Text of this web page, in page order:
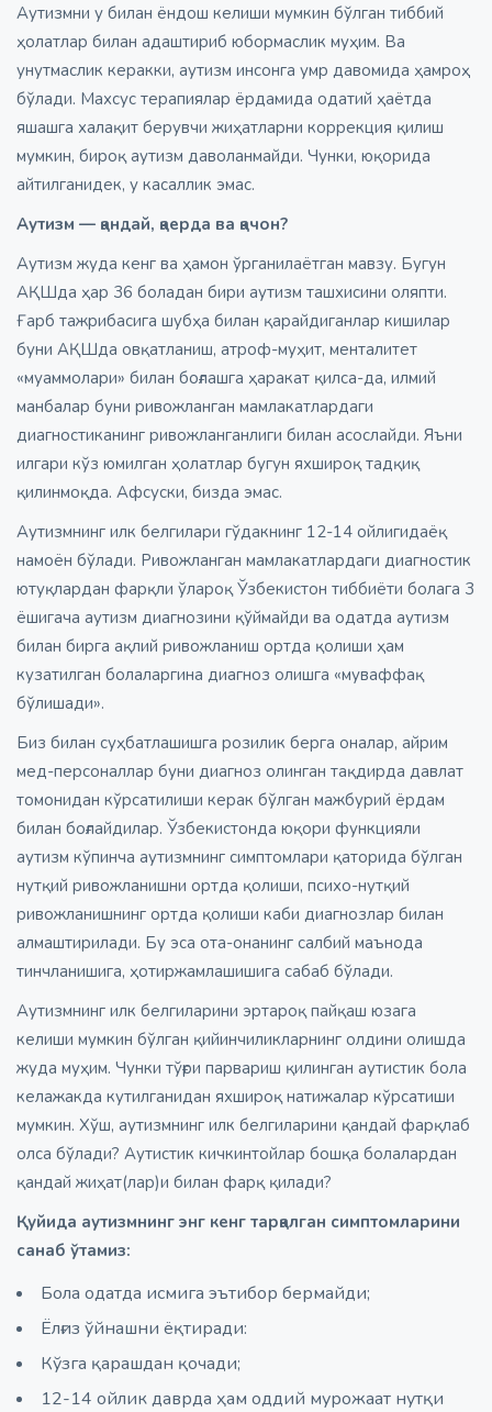
Аутизмни у билан ёндош келиши мумкин бўлган тиббий
ҳолатлар билан адаштириб юбормаслик муҳим. Ва
унутмаслик керакки, аутизм инсонга умр давомида ҳамроҳ
бўлади. Махсус терапиялар ёрдамида одатий ҳаётда
яшашга халақит берувчи жиҳатларни коррекция қилиш
мумкин, бироқ аутизм даволанмайди. Чунки, юқорида
айтилганидек, у касаллик эмас.
Аутизм — қандай, қаерда ва қачон?
Аутизм жуда кенг ва ҳамон ўрганилаётган мавзу. Бугун
АҚШда ҳар 36 боладан бири аутизм ташхисини оляпти.
Ғарб тажрибасига шубҳа билан қарайдиганлар кишилар
буни АҚШда овқатланиш, атроф-муҳит, менталитет
«муаммолари» билан боғлашга ҳаракат қилса-да, илмий
манбалар буни ривожланган мамлакатлардаги
диагностиканинг ривожланганлиги билан асослайди. Яъни
илгари кўз юмилган ҳолатлар бугун яхшироқ тадқиқ
қилинмоқда. Афсуски, бизда эмас.
Аутизмнинг илк белгилари гўдакнинг 12-14 ойлигидаёқ
намоён бўлади. Ривожланган мамлакатлардаги диагностик
ютуқлардан фарқли ўлароқ Ўзбекистон тиббиёти болага 3
ёшигача аутизм диагнозини қўймайди ва одатда аутизм
билан бирга ақлий ривожланиш ортда қолиши ҳам
кузатилган болаларгина диагноз олишга «муваффақ
бўлишади».
Биз билан суҳбатлашишга розилик берга оналар, айрим
мед-персоналлар буни диагноз олинган тақдирда давлат
томонидан кўрсатилиши керак бўлган мажбурий ёрдам
билан боғлайдилар. Ўзбекистонда юқори функцияли
аутизм кўпинча аутизмнинг симптомлари қаторида бўлган
нутқий ривожланишни ортда қолиши, психо-нутқий
ривожланишнинг ортда қолиши каби диагнозлар билан
алмаштирилади. Бу эса ота-онанинг салбий маънода
тинчланишига, ҳотиржамлашишига сабаб бўлади.
Аутизмнинг илк белгиларини эртароқ пайқаш юзага
келиши мумкин бўлган қийинчиликларнинг олдини олишда
жуда муҳим. Чунки тўғри парвариш қилинган аутистик бола
келажакда кутилганидан яхшироқ натижалар кўрсатиши
мумкин. Хўш, аутизмнинг илк белгиларини қандай фарқлаб
олса бўлади? Аутистик кичкинтойлар бошқа болалардан
қандай жиҳат(лар)и билан фарқ қилади?
Қуйида аутизмнинг энг кенг тарқалган симптомларини
санаб ўтамиз:
Бола одатда исмига эътибор бермайди;
Ёлғиз ўйнашни ёқтиради:
Кўзга қарашдан қочади;
12-14 ойлик даврда ҳам оддий мурожаат нутқи